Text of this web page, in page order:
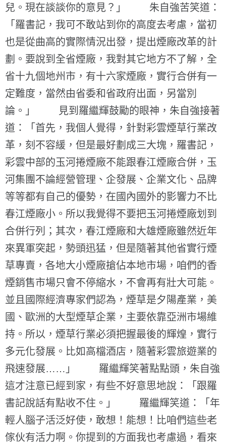
兒。現在談談你的意見？」 朱自強苦笑道：
「羅書記，我可不敢站到你的高度去考慮，當初
也是從曲高的實際情況出發，提出煙廠改革的計
劃。要說到全省煙廠，我對其它地方不了解，全
省十九個地州市，有十六家煙廠，實行合併有一
定難度，當然由省委和省政府出面，另當別
論。」 見到羅繼輝鼓勵的眼神，朱自強接著
道：「首先，我個人覺得，針對彩雲煙草行業改
革，刻不容緩，但是最好劃成三大塊，羅書記，
彩雲中部的玉河捲煙廠不能跟春江煙廠合併，玉
河集團不論經營管理、企發展、企業文化、品牌
等等都有自己的優勢，在國內國外的影響力不比
春江煙廠小。所以我覺得不要把玉河捲煙廠划到
合併行列；其次，春江煙廠和大雄煙廠雖然近年
來異軍突起，勢頭迅猛，但是隨著其他省實行煙
草專賣，各地大小煙廠搶佔本地市場，咱們的香
煙銷售市場只會不停縮水，不會再有壯大可能。
並且國際經濟專家們認為，煙草是夕陽產業，美
國、歐洲的大型煙草企業，主要依靠亞洲市場維
持。所以，煙草行業必須把握最後的輝煌，實行
多元化發展。比如高檔酒店，隨著彩雲旅遊業的
飛速發展……」 羅繼輝笑著點點頭，朱自強
這才注意已經到家，有些不好意思地說：「跟羅
書記說話有點收不住。」 羅繼輝笑道：「年
輕人腦子活泛好使，敢想！能想！比咱們這些老
傢伙有活力啊。你提到的方面我也考慮過，看來